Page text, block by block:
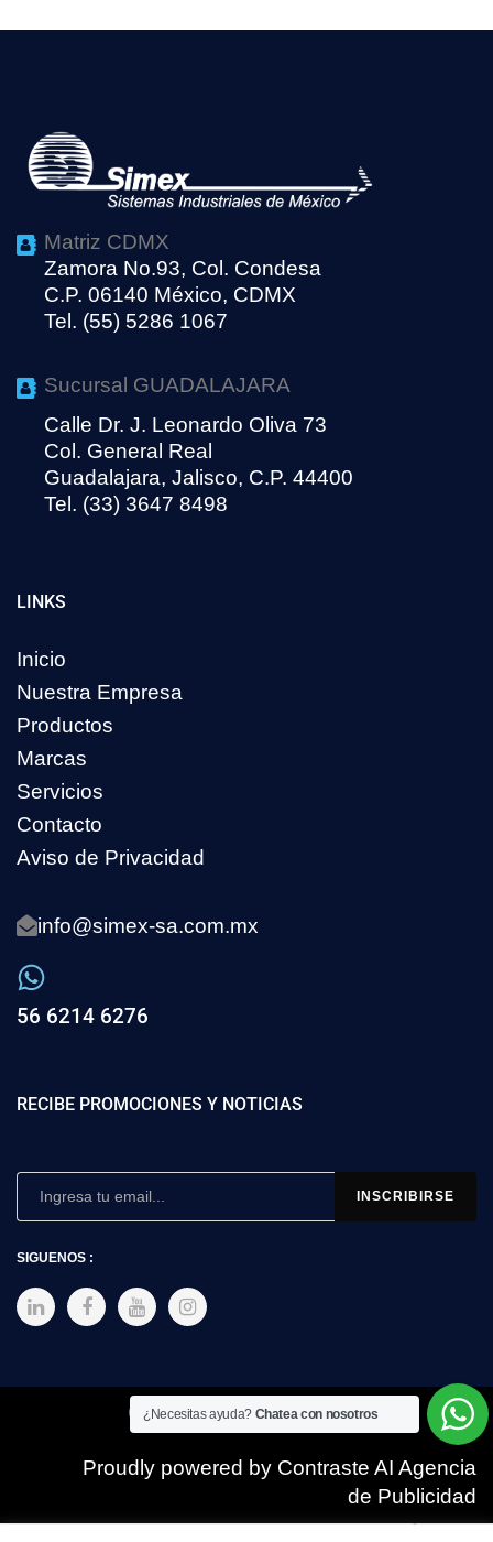
Matriz CDMX
Zamora No.93, Col. Condesa
C.P. 06140 México, CDMX
Tel. (55) 5286 1067
Sucursal GUADALAJARA
Calle Dr. J. Leonardo Oliva 73
Col. General Real
Guadalajara, Jalisco, C.P. 44400
Tel. (33) 3647 8498
LINKS
Inicio
Nuestra Empresa
Productos
Marcas
Servicios
Contacto
Aviso de Privacidad
info@simex-sa.com.mx
56 6214 6276
RECIBE PROMOCIONES Y NOTICIAS
SIGUENOS :
Copyright © 2025 SIMEX
Proudly powered by Contraste AI Agencia
de Publicidad
¿Necesitas ayuda? Chatea con nosotros